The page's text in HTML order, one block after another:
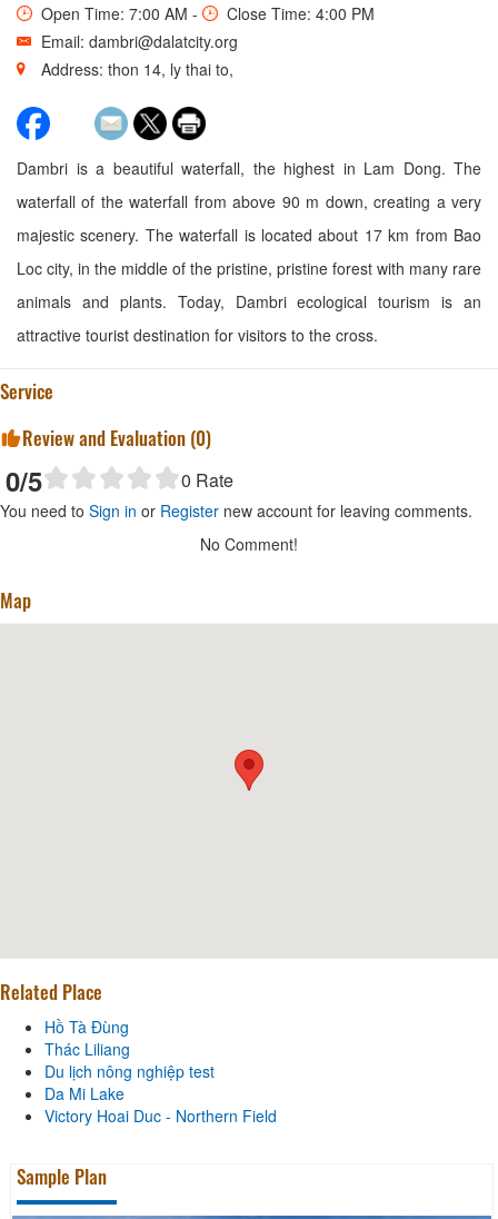
Open Time: 7:00 AM -
Close Time: 4:00 PM
Email: dambri@dalatcity.org
Address: thon 14, ly thai to,
Dambri is a beautiful waterfall, the highest in Lam Dong. The
waterfall of the waterfall from above 90 m down, creating a very
majestic scenery. The waterfall is located about 17 km from Bao
Loc city, in the middle of the pristine, pristine forest with many rare
animals and plants. Today, Dambri ecological tourism is an
attractive tourist destination for visitors to the cross.
Service
Review and Evaluation (0)
0/5 0 Rate
You need to Sign in or Register new account for leaving comments.
No Comment!
Map
Related Place
Hồ Tà Đùng
Thác Liliang
Du lịch nông nghiệp test
Da Mi Lake
Victory Hoai Duc - Northern Field
Sample Plan